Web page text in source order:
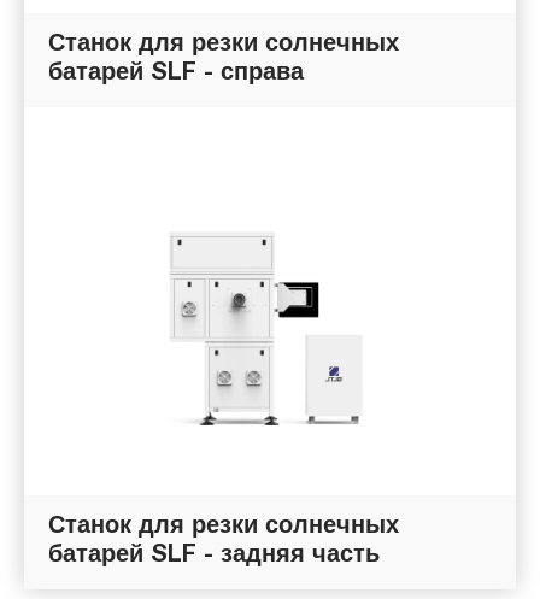
Станок для резки солнечных
батарей SLF - справа
Станок для резки солнечных
батарей SLF - задняя часть